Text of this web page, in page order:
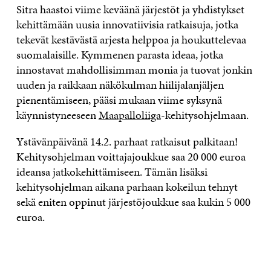
Sitra haastoi viime keväänä järjestöt ja yhdistykset
kehittämään uusia innovatiivisia ratkaisuja, jotka
tekevät kestävästä arjesta helppoa ja houkuttelevaa
suomalaisille. Kymmenen parasta ideaa, jotka
innostavat mahdollisimman monia ja tuovat jonkin
uuden ja raikkaan näkökulman hiilijalanjäljen
pienentämiseen, pääsi mukaan viime syksynä
käynnistyneeseenMaapalloliiga-kehitysohjelmaan.
Ystävänpäivänä 14.2. parhaat ratkaisut palkitaan!
Kehitysohjelman voittajajoukkue saa 20 000 euroa
ideansa jatkokehittämiseen. Tämän lisäksi
kehitysohjelman aikana parhaan kokeilun tehnyt
sekä eniten oppinut järjestöjoukkue saa kukin 5 000
euroa.